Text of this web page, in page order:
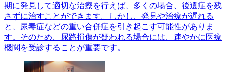
期に発見して適切な治療を行えば、多くの場合、後遺症を残
さずに治すことができます。しかし、発見や治療が遅れる
と、尿毒症などの重い合併症を引き起こす可能性がありま
す。そのため、尿路損傷が疑われる場合には、速やかに医療
機関を受診することが重要です。